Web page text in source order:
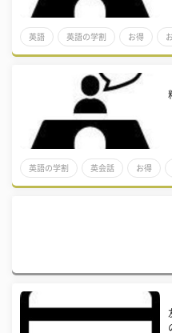
英語 英語の学割 お得
英語の学割 英会話 お得